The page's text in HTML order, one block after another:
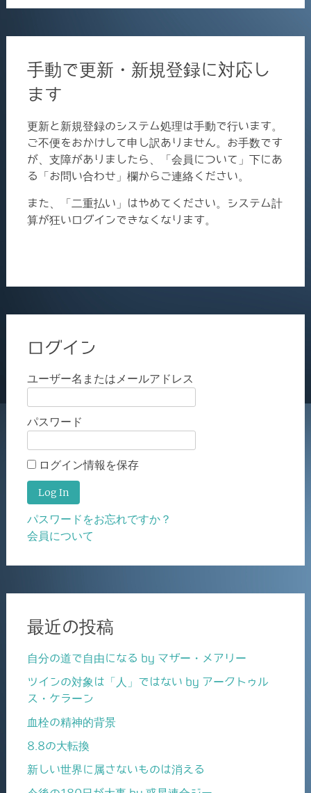
手動で更新・新規登録に対応し
ます
更新と新規登録のシステム処理は手動で行います。
ご不便をおかけして申し訳ありません。お手数です
が、支障がありましたら、「会員について」下にあ
る「お問い合わせ」欄からご連絡ください。
また、「二重払い」はやめてください。システム計
算が狂いログインできなくなります。
ログイン
ユーザー名またはメールアドレス
パスワード
ログイン情報を保存
パスワードをお忘れですか？
会員について
最近の投稿
自分の道で自由になる by マザー・メアリー
ツインの対象は「人」ではない by アークトゥル
ス・ケラーン
血栓の精神的背景
8.8の大転換
新しい世界に属さないものは消える